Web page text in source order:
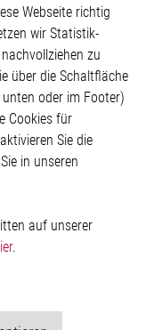
Webseite richtig
wir Statistik-
zu
über die Schaltfläche
unten oder im Footer)
Cookies für
Sie die
in unseren
auf unserer
.